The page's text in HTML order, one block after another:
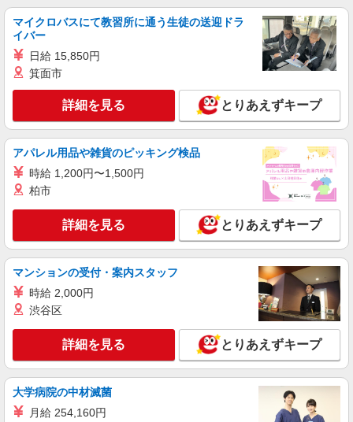
人材プロオフィス株式会社
オシロスコープなどを使用した電気部品の電気
愛媛県西条市
キープ 詳細を見る
人材プロオフィス株式会社
3交替・プラスチック製品工場内での資材供給
時給1,350円〜 ◆月収例）244,292円 (1,350円
×7.5h×21日+残業10h+深夜43.75h) ＜参考＞ 割増
賃金(時給+割増) ・残業時：1,688円 ・深夜時(22
時〜翌5時)：1,688円
愛媛県西条市三芳
キープ 詳細を見る
マイクロバスにて教習所に通う生徒の送迎ドラ
イバー
日給 15,850円
箕面市
詳細を見る とりあえずキープ
アパレル用品や雑貨のピッキング検品
時給 1,200円〜1,500円
柏市
詳細を見る とりあえずキープ
マンションの受付・案内スタッフ
時給 2,000円
渋谷区
詳細を見る とりあえずキープ
大学病院の中材滅菌
月給 254,160円